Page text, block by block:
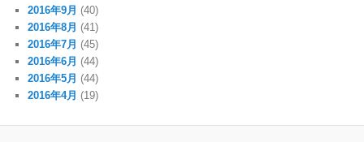
2016年9月 (40)
2016年8月 (41)
2016年7月 (45)
2016年6月 (44)
2016年5月 (44)
2016年4月 (19)